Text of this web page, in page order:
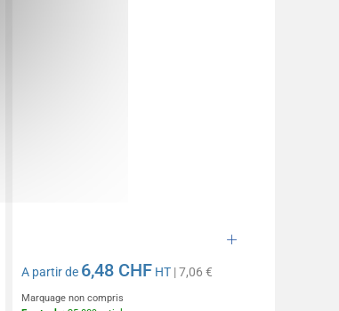
A partir de 6,48 CHF HT | 7,06 €
Marquage non compris